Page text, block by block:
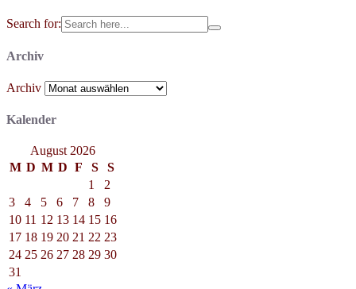
Search for:
Archiv
Archiv
Kalender
August 2026
M D M D F S
S
1
2
3
4 5 6 7 8
9
10 11 12 13 14 15 16
17 18 19 20 21 22 23
24 25 26 27 28 29 30
31